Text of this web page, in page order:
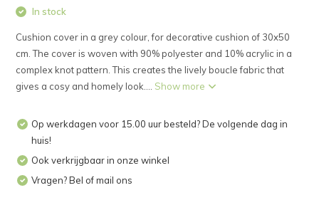
In stock
Cushion cover in a grey colour, for decorative cushion of 30x50
cm. The cover is woven with 90% polyester and 10% acrylic in a
complex knot pattern. This creates the lively boucle fabric that
gives a cosy and homely look.... Show more
Op werkdagen voor 15.00 uur besteld? De volgende dag in
huis!
Ook verkrijgbaar in onze winkel
Vragen? Bel of mail ons